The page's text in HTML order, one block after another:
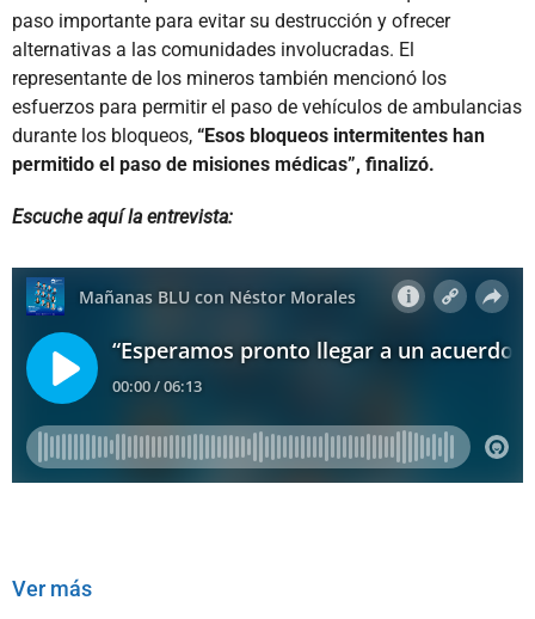
paso importante para evitar su destrucción y ofrecer
alternativas a las comunidades involucradas. El
representante de los mineros también mencionó los
esfuerzos para permitir el paso de vehículos de ambulancias
durante los bloqueos, “Esos bloqueos intermitentes han
permitido el paso de misiones médicas”, finalizó.
Escuche aquí la entrevista:
Ver más